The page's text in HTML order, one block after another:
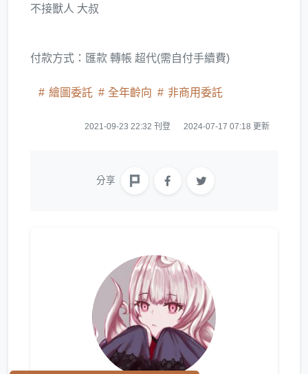
不接獸人 大叔
付款方式：匯款 轉帳 超代(需自付手續費)
繪圖委託 全年齡向 非商用委託
2021-09-23 22:32 刊登 2024-07-17 07:18 更新
分享